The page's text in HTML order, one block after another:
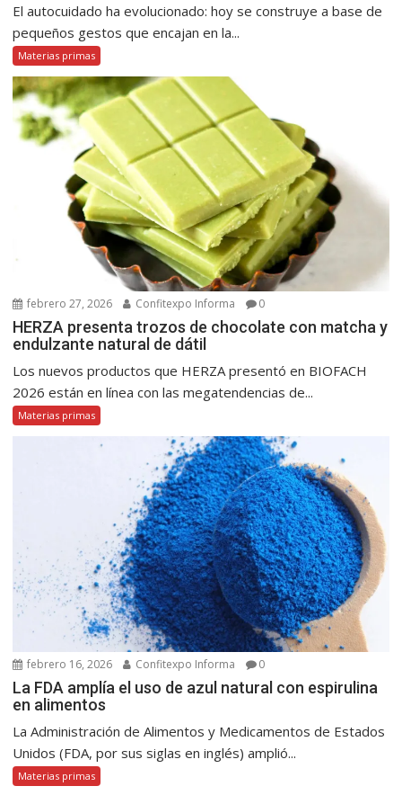
El autocuidado ha evolucionado: hoy se construye a base de
pequeños gestos que encajan en la...
Materias primas
febrero 27, 2026 Confitexpo Informa 0
HERZA presenta trozos de chocolate con matcha y
endulzante natural de dátil
Los nuevos productos que HERZA presentó en BIOFACH
2026 están en línea con las megatendencias de...
Materias primas
febrero 16, 2026 Confitexpo Informa 0
La FDA amplía el uso de azul natural con espirulina
en alimentos
La Administración de Alimentos y Medicamentos de Estados
Unidos (FDA, por sus siglas en inglés) amplió...
Materias primas